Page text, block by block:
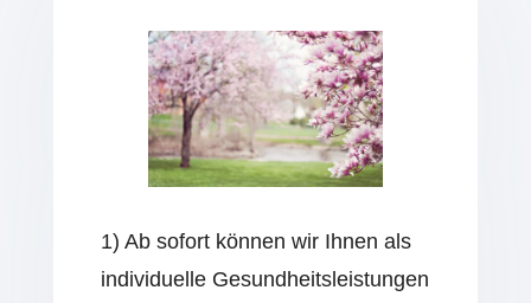
1) Ab sofort können wir Ihnen als
individuelle Gesundheitsleistungen